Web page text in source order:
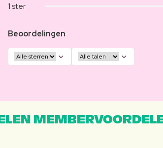
1 ster
Beoordelingen